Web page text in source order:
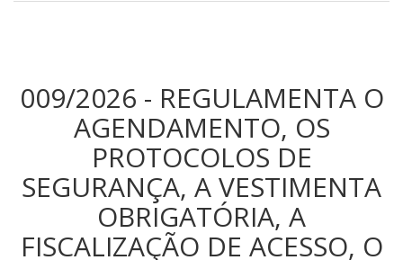
009/2026 - REGULAMENTA O
AGENDAMENTO, OS
PROTOCOLOS DE
SEGURANÇA, A VESTIMENTA
OBRIGATÓRIA, A
FISCALIZAÇÃO DE ACESSO, O